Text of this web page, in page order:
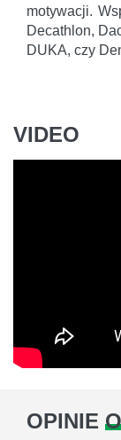
motywacji.
Decathlon,
DUKA, czy
VIDEO
OPINIE